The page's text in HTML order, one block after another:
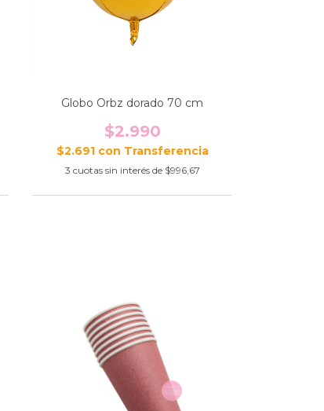
Globo Orbz dorado 70 cm
$2.990
$2.691 con
3 cuotas sin interés de $996,67